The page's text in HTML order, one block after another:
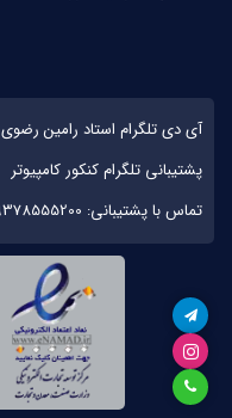
آی دی تلگرام استاد رامین رضوی
پشتیبانی تلگرام کنکور کامپیوتر
تماس با پشتیبانی: 09378555200